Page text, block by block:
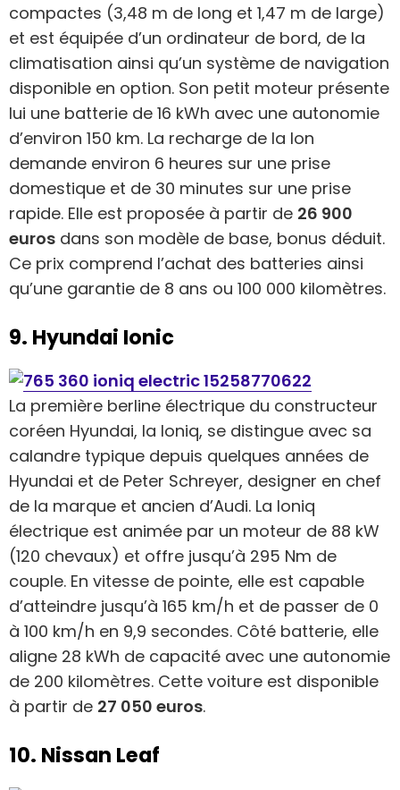
compactes (3,48 m de long et 1,47 m de large)
et est équipée d’un ordinateur de bord, de la
climatisation ainsi qu’un système de navigation
disponible en option. Son petit moteur présente
lui une batterie de 16 kWh avec une autonomie
d’environ 150 km. La recharge de la Ion
demande environ 6 heures sur une prise
domestique et de 30 minutes sur une prise
rapide. Elle est proposée à partir de 26 900
euros dans son modèle de base, bonus déduit.
Ce prix comprend l’achat des batteries ainsi
qu’une garantie de 8 ans ou 100 000 kilomètres.
9. Hyundai Ionic
La première berline électrique du constructeur
coréen Hyundai, la Ioniq, se distingue avec sa
calandre typique depuis quelques années de
Hyundai et de Peter Schreyer, designer en chef
de la marque et ancien d’Audi. La Ioniq
électrique est animée par un moteur de 88 kW
(120 chevaux) et offre jusqu’à 295 Nm de
couple. En vitesse de pointe, elle est capable
d’atteindre jusqu’à 165 km/h et de passer de 0
à 100 km/h en 9,9 secondes. Côté batterie, elle
aligne 28 kWh de capacité avec une autonomie
de 200 kilomètres. Cette voiture est disponible
à partir de 27 050 euros.
10. Nissan Leaf